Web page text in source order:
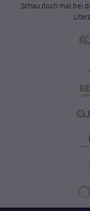
Schau doch mal bei